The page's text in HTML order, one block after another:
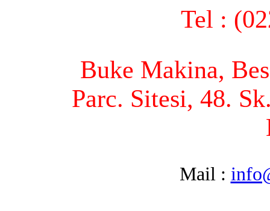
Tel :
Buke Makina,
Parc. Sitesi, 48.
Mail :